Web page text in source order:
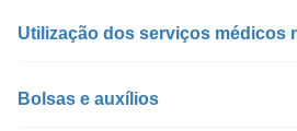
Utilização dos serviços médicos
Bolsas e auxílios